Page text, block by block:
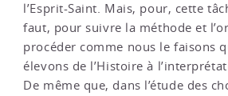
l’Esprit-Saint. Mais, pour, cette
faut, pour suivre la méthode et
procéder comme nous le faisons
élevons de l’Histoire à
De même que, dans l’étude des